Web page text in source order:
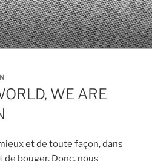
WE ARE
et de toute façon, dans
de bouger. Donc, nous